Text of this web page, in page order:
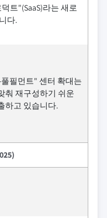
트"(SaaS)라는 새로
다.
필먼트" 센터 확대는
춰 재구성하기 쉬운
하고 있습니다.